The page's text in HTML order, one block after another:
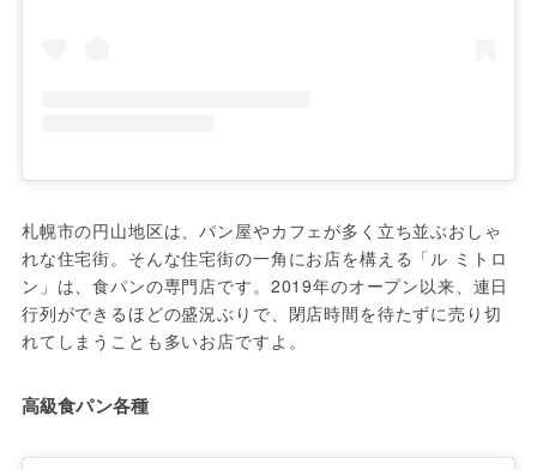
札幌市の円山地区は、パン屋やカフェが多く立ち並ぶおしゃ
れな住宅街。そんな住宅街の一角にお店を構える「ル ミトロ
ン」は、食パンの専門店です。2019年のオープン以来、連日
行列ができるほどの盛況ぶりで、閉店時間を待たずに売り切
れてしまうことも多いお店ですよ。
高級食パン各種